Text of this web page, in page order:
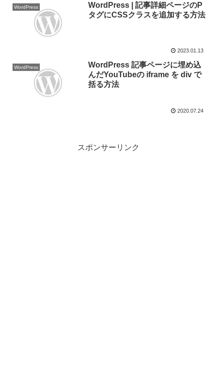
WordPress
WordPress | 記事詳細ページのP
タグにCSSクラスを追加する方法
2023.01.13
WordPress
WordPress 記事ページに埋め込
んだYouTubeの iframe を div で
括る方法
2020.07.24
スポンサーリンク